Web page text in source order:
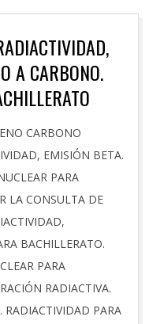
A CARBONO.
CARBONO
EMISIÓN BETA.
PARA
LA CONSULTA DE
BACHILLERATO.
PARA
RADIACTIVA.
RADIACTIVIDAD PARA